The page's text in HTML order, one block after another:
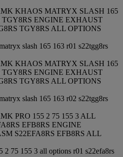
KHAOS MATRYX SLASH 165
TGY8RS ENGINE EXHAUST
TGY8RS ALL OPTIONS
slash 165 163 r01 s22tgg8rs
KHAOS MATRYX SLASH 165
TGY8RS ENGINE EXHAUST
TGY8RS ALL OPTIONS
slash 165 163 r02 s22tgg8rs
PRO 155 2 75 155 3 ALL
EFB8RS ENGINE
S22EFA8RS EFB8RS ALL
2 75 155 3 all options r01 s22efa8rs